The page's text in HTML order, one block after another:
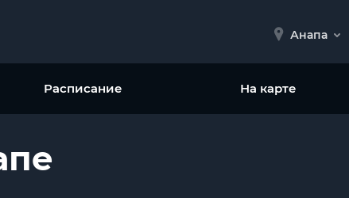
Анапа
Расписание На карте